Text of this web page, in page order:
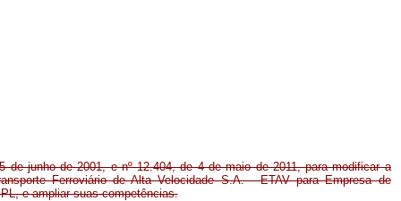
de junho de 2001, e nº 12.404, de 4 de maio de 2011, para modificar a
Ferroviário de Alta Velocidade S.A. - ETAV para Empresa de
e ampliar suas competências.